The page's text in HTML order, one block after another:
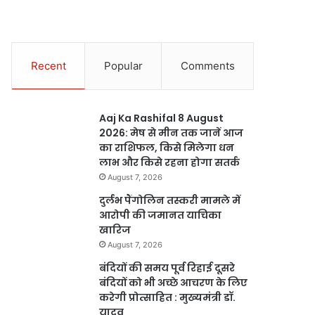
Recent Popular Comments
Aaj Ka Rashifal 8 August
2026: मेष से मीन तक जानें आज
का राशिफल, किसे मिलेगा धन
लाभ और किसे रहना होगा सतर्क
August 7, 2026
दुर्लभ पैंगोलिन तस्करी मामले में
आरोपी की जमानत याचिका
खारिज
August 7, 2026
बंदियों की समय पूर्व रिहाई दूसरे
बंदियों को भी अच्छे आचरण के लिए
करेगी प्रोत्साहित : मुख्यमंत्री डॉ.
यादव